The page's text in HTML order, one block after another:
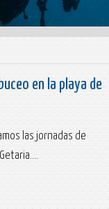
en la playa de
las jornadas de